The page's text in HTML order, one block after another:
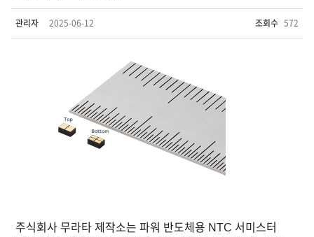
관리자 2025-06-12 조회수 572
주식회사 무라타 제작소는 파워 반도체용 NTC 서미스터